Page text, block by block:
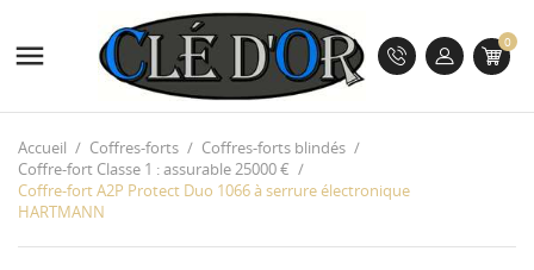
 0
Accueil Coffres-forts
Coffres-forts blindés
Coffre-fort Classe 1 : assurable 25000 €
Coffre-fort A2P Protect Duo 1066 à serrure électronique
HARTMANN